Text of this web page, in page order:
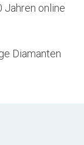
Jahren online
Diamanten